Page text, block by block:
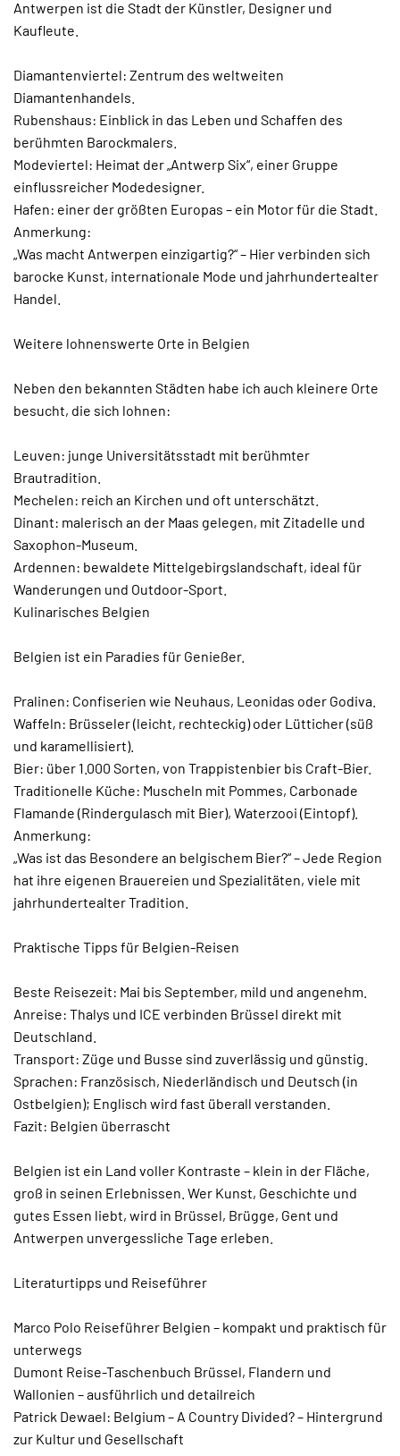
Antwerpen ist die Stadt der Künstler, Designer und
Kaufleute.
Diamantenviertel: Zentrum des weltweiten
Diamantenhandels.
Rubenshaus: Einblick in das Leben und Schaffen des
berühmten Barockmalers.
Modeviertel: Heimat der „Antwerp Six“, einer Gruppe
einflussreicher Modedesigner.
Hafen: einer der größten Europas – ein Motor für die Stadt.
Anmerkung:
„Was macht Antwerpen einzigartig?“ – Hier verbinden sich
barocke Kunst, internationale Mode und jahrhundertealter
Handel.
Weitere lohnenswerte Orte in Belgien
Neben den bekannten Städten habe ich auch kleinere Orte
besucht, die sich lohnen:
Leuven: junge Universitätsstadt mit berühmter
Brautradition.
Mechelen: reich an Kirchen und oft unterschätzt.
Dinant: malerisch an der Maas gelegen, mit Zitadelle und
Saxophon-Museum.
Ardennen: bewaldete Mittelgebirgslandschaft, ideal für
Wanderungen und Outdoor-Sport.
Kulinarisches Belgien
Belgien ist ein Paradies für Genießer.
Pralinen: Confiserien wie Neuhaus, Leonidas oder Godiva.
Waffeln: Brüsseler (leicht, rechteckig) oder Lütticher (süß
und karamellisiert).
Bier: über 1.000 Sorten, von Trappistenbier bis Craft-Bier.
Traditionelle Küche: Muscheln mit Pommes, Carbonade
Flamande (Rindergulasch mit Bier), Waterzooi (Eintopf).
Anmerkung:
„Was ist das Besondere an belgischem Bier?“ – Jede Region
hat ihre eigenen Brauereien und Spezialitäten, viele mit
jahrhundertealter Tradition.
Praktische Tipps für Belgien-Reisen
Beste Reisezeit: Mai bis September, mild und angenehm.
Anreise: Thalys und ICE verbinden Brüssel direkt mit
Deutschland.
Transport: Züge und Busse sind zuverlässig und günstig.
Sprachen: Französisch, Niederländisch und Deutsch (in
Ostbelgien); Englisch wird fast überall verstanden.
Fazit: Belgien überrascht
Belgien ist ein Land voller Kontraste – klein in der Fläche,
groß in seinen Erlebnissen. Wer Kunst, Geschichte und
gutes Essen liebt, wird in Brüssel, Brügge, Gent und
Antwerpen unvergessliche Tage erleben.
Literaturtipps und Reiseführer
Marco Polo Reiseführer Belgien – kompakt und praktisch für
unterwegs
Dumont Reise-Taschenbuch Brüssel, Flandern und
Wallonien – ausführlich und detailreich
Patrick Dewael: Belgium – A Country Divided? – Hintergrund
zur Kultur und Gesellschaft